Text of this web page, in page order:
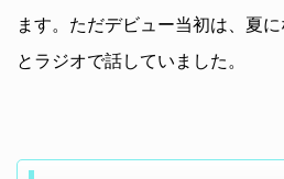
ます。ただデビュー当初は、夏
とラジオで話していました。